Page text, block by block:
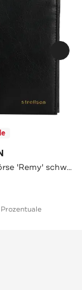
Ledergeldbörse 'Remy' schwarz